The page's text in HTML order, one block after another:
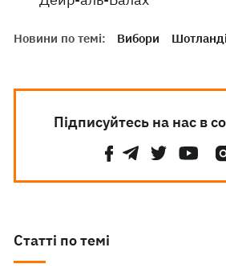
Новини по темі: Вибори
Підписуйтесь на нас в
Статті по темі